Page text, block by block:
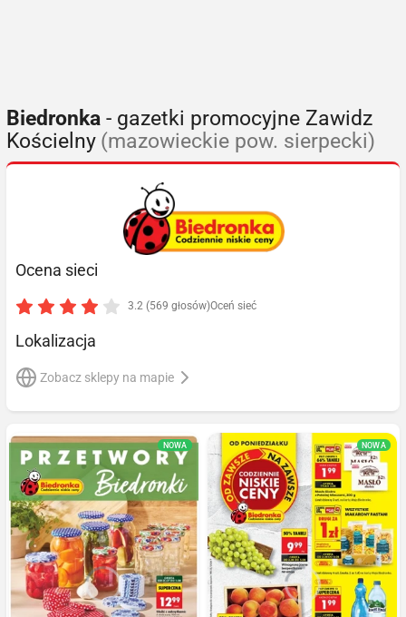
Biedronka - gazetki promocyjne Zawidz
Kościelny (mazowieckie pow. sierpecki)
Ocena sieci
3.2 (569 głosów)Oceń sieć
Lokalizacja
Zobacz sklepy na mapie
NOWA NOWA